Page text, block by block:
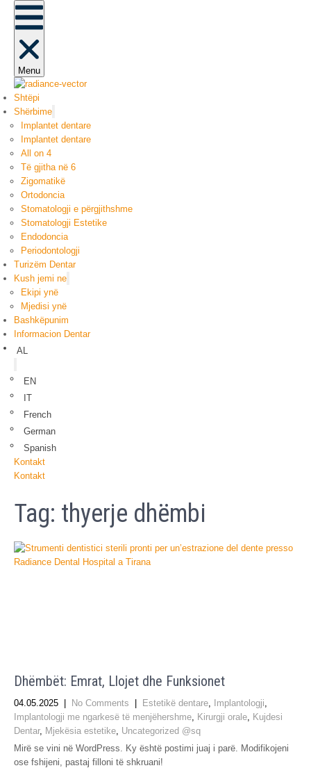
Menu
Shtëpi
Shërbime
Implantet dentare
Implantet dentare
All on 4
Të gjitha në 6
Zigomatikë
Ortodoncia
Stomatologji e përgjithshme
Stomatologji Estetike
Endodoncia
Periodontologji
Turizëm Dentar
Kush jemi ne
Ekipi ynë
Mjedisi ynë
Bashkëpunim
Informacion Dentar
AL
EN
IT
French
German
Spanish
Kontakt
Kontakt
Tag: thyerje dhëmbi
Dhëmbët: Emrat, Llojet dhe Funksionet
04.05.2025 | No Comments | Estetikë dentare Implantologji
Implantologji me ngarkesë të menjëhershme Kirurgji orale Kujdesi
Dentar, Mjekësia estetike Uncategorized @sq
Mirë se vini në WordPress. Ky është postimi juaj i parë. Modifikojeni
ose fshijeni, pastaj filloni të shkruani!